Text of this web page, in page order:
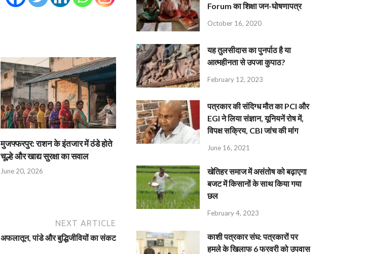
मुजफ्फरपुर: राशन के इंतजार में ठंडे होते
चूल्हे और खाद्य सुरक्षा का सवाल
June 20, 2026
NEXT ARTICLE
अफलातून, पांडे और बुद्धिजीवियों का संकट
Forum का शिक्षा जन-घोषणापत्र
October 16, 2020
यह तुलसीदास का पुनर्पाठ है या
आत्महीनता से उपजा कुपाठ?
February 12, 2023
पत्रकार की संदिग्ध मौत का PCI और
EGI ने लिया संज्ञान, यूनियनें रोष में,
विपक्ष सक्रिय, CBI जांच की मांग
June 16, 2021
खेतिहर समाज में असंतोष को बढ़ाएगा
बजट में किसानों के साथ किया गया
छल
February 4, 2023
काशी पत्रकार संघ: पत्रकारों पर
हमले के खिलाफ 6 फरवरी को उपवास